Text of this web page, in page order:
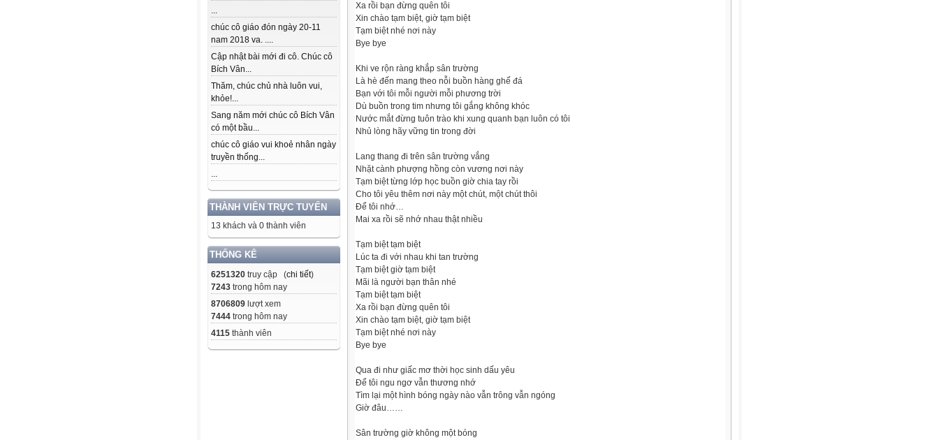
...
chúc cô giáo đón ngày 20-11
nam 2018 va. ....
Cập nhật bài mới đi cô. Chúc cô
Bích Vân...
Thăm, chúc chủ nhà luôn vui,
khỏe!...
Sang năm mới chúc cô Bích Vân
có một bầu...
chúc cô giáo vui khoẻ nhân ngày
truyền thống...
...
THÀNH VIÊN TRỰC TUYẾN
13 khách và 0 thành viên
THỐNG KÊ
6251320 truy cập (chi tiết)
7243 trong hôm nay
8706809 lượt xem
7444 trong hôm nay
4115 thành viên
Xa rồi bạn đừng quên tôi
Xin chào tạm biệt, giờ tạm biệt
Tạm biệt nhé nơi này
Bye bye
Khi ve rộn ràng khắp sân trường
Là hè đến mang theo nỗi buồn hàng ghế đá
Bạn với tôi mỗi người mỗi phương trời
Dù buồn trong tim nhưng tôi gắng không khóc
Nước mắt đừng tuôn trào khi xung quanh bạn luôn có tôi
Nhủ lòng hãy vững tin trong đời
Lang thang đi trên sân trường vắng
Nhặt cành phượng hồng còn vương nơi này
Tạm biệt từng lớp học buồn giờ chia tay rồi
Cho tôi yêu thêm nơi này một chút, một chút thôi
Để tôi nhớ…
Mai xa rồi sẽ nhớ nhau thật nhiều
Tạm biệt tạm biệt
Lúc ta đi với nhau khi tan trường
Tạm biệt giờ tạm biệt
Mãi là người bạn thân nhé
Tạm biệt tạm biệt
Xa rồi bạn đừng quên tôi
Xin chào tạm biệt, giờ tạm biệt
Tạm biệt nhé nơi này
Bye bye
Qua đi như giấc mơ thời học sinh dấu yêu
Để tôi ngu ngơ vẫn thương nhớ
Tìm lại một hình bóng ngày nào vẫn trông vẫn ngóng
Giờ đâu……
Sân trường giờ không một bóng